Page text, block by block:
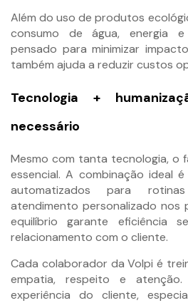
Além do uso de produtos
consumo de água, energia
pensado para minimizar
também ajuda a reduzir custos
Tecnologia +
necessário
Mesmo com tanta tecnologia, o
essencial. A combinação ideal
automatizados para
atendimento personalizado nos
equilíbrio garante eficiência
relacionamento com o cliente.
Cada colaborador da Volpi é
empatia, respeito e
experiência do cliente,